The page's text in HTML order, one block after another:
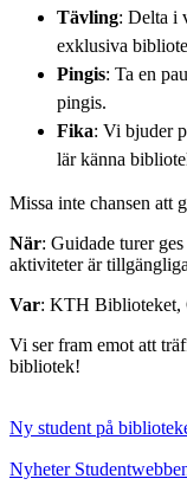
Tävling: Delta i
exklusiva
Pingis: Ta en
pingis.
Fika: Vi bjuder
lär känna
Missa inte chansen att
När: Guidade turer
aktiviteter är
Var: KTH Biblioteket,
Vi ser fram emot att
bibliotek!
Ny student på
Nyheter